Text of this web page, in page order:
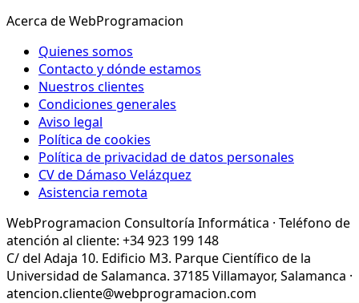
Acerca de WebProgramacion
Quienes somos
Contacto y dónde estamos
Nuestros clientes
Condiciones generales
Aviso legal
Política de cookies
Política de privacidad de datos personales
CV de Dámaso Velázquez
Asistencia remota
WebProgramacion Consultoría Informática · Teléfono de
atención al cliente: +34 923 199 148
C/ del Adaja 10. Edificio M3. Parque Científico de la
Universidad de Salamanca. 37185 Villamayor, Salamanca ·
atencion.cliente@webprogramacion.com